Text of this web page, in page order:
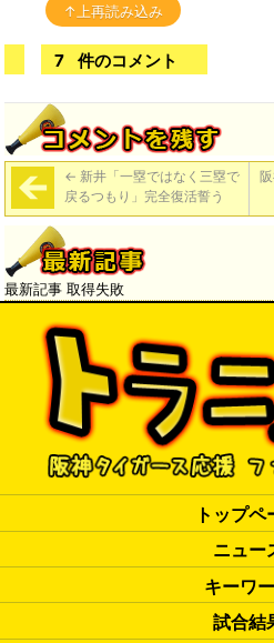
↑上再読み込み
7 件のコメント
← 新井「一塁ではなく三塁で
戻るつもり」完全復活誓う
最新記事 取得失敗
トップペ
ニュー
キーワ
試合結